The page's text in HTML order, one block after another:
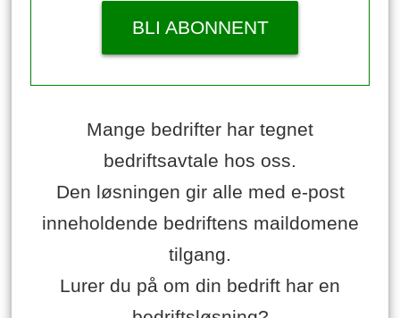
BLI ABONNENT
Mange bedrifter har tegnet
bedriftsavtale hos oss.
Den løsningen gir alle med e-post
inneholdende bedriftens maildomene
tilgang.
Lurer du på om din bedrift har en